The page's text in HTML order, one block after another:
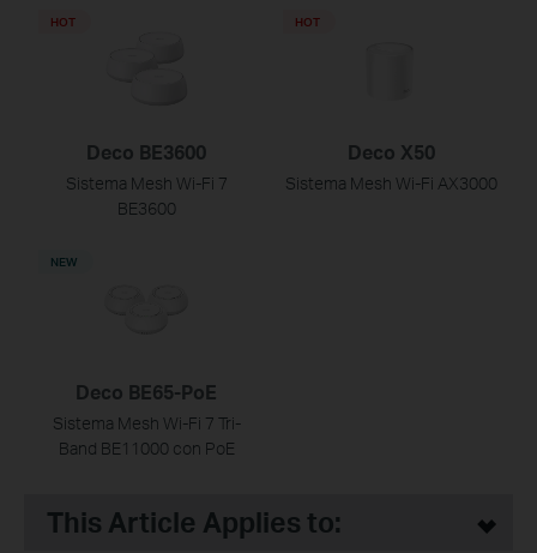
Deco BE3600
Sistema Mesh Wi-Fi 7
BE3600
HOT
Deco X50
Sistema Mesh Wi-Fi AX3000
HOT
Deco BE65-PoE
Sistema Mesh Wi-Fi 7 Tri-
Band BE11000 con PoE
NEW
This Article Applies to: